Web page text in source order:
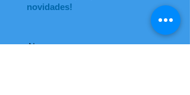
novidades!